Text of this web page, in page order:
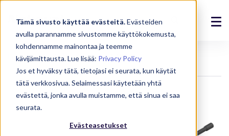
Tämä sivusto käyttää evästeitä.Evästeiden
avulla parannamme sivustomme käyttökokemusta,
kohdennamme mainontaa ja teemme
kävijämittausta. Lue lisää: Privacy Policy
Jos et hyväksy tätä, tietojasi ei seurata, kun käytät
tätä verkkosivua. Selaimessasi käytetään yhtä
evästettä, jonka avulla muistamme, että sinua ei saa
seurata.
Evästeasetukset
Ratkaisut
Tuotteet
Referenssit
Ajankohtaista
Laitteet Lähettimet FTR262